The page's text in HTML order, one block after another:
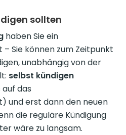
sollten
haben Sie ein
Sie können zum Zeitpunkt
unabhängig von der
selbst kündigen
das
und erst dann den neuen
die reguläre Kündigung
wäre zu langsam.